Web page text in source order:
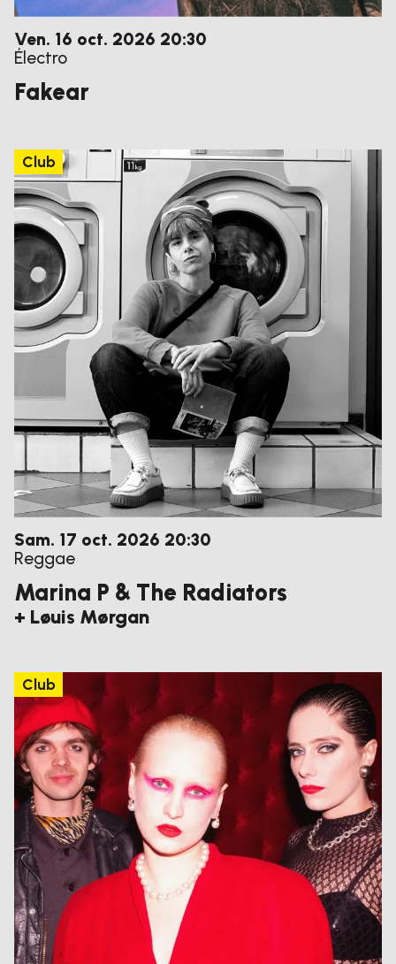
vendredi
Ven. 16 octobre
oct. 2026 20:30
Électro
Fakear
Club
samedi
Sam. 17 octobre
oct. 2026 20:30
Reggae
Marina P & The Radiators
+ Løuis Mørgan
Club